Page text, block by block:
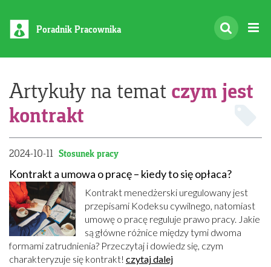
Poradnik Pracownika
Artykuły na temat czym jest
kontrakt
2024-10-11 Stosunek pracy
Kontrakt a umowa o pracę – kiedy to się opłaca?
Kontrakt menedżerski uregulowany jest
przepisami Kodeksu cywilnego, natomiast
umowę o pracę reguluje prawo pracy. Jakie
są główne różnice między tymi dwoma
formami zatrudnienia? Przeczytaj i dowiedz się, czym
charakteryzuje się kontrakt! czytaj dalej